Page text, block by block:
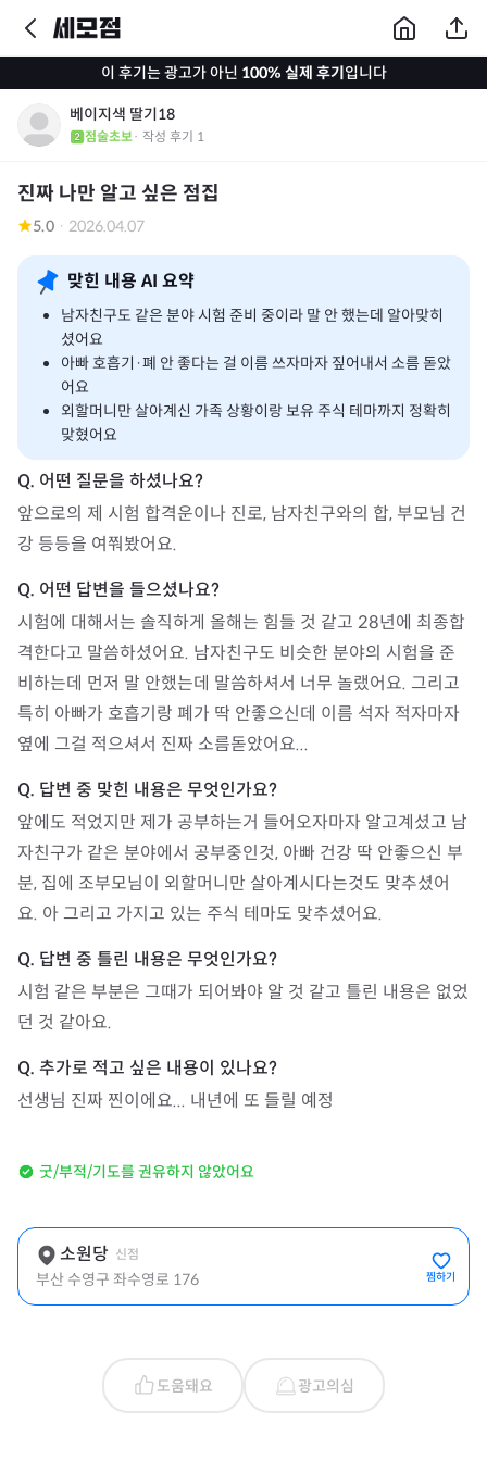
이 후기는 광고가 아닌 100% 실제 후기입니다
베이지색 딸기18
점술초보· 작성 후기 1
진짜 나만 알고 싶은 점집
5.0 · 2026.04.07
맞힌 내용 AI 요약
남자친구도 같은 분야 시험 준비 중이라 말 안 했는데 알아맞히
셨어요
아빠 호흡기·폐 안 좋다는 걸 이름 쓰자마자 짚어내서 소름 돋았
어요
외할머니만 살아계신 가족 상황이랑 보유 주식 테마까지 정확히
맞혔어요
앞으로의 제 시험 합격운이나 진로, 남자친구와의 합, 부모님 건
강 등등을 여쭤봤어요.
시험에 대해서는 솔직하게 올해는 힘들 것 같고 28년에 최종합
격한다고 말씀하셨어요. 남자친구도 비슷한 분야의 시험을 준
비하는데 먼저 말 안했는데 말씀하셔서 너무 놀랬어요. 그리고
특히 아빠가 호흡기랑 폐가 딱 안좋으신데 이름 석자 적자마자
옆에 그걸 적으셔서 진짜 소름돋았어요...
앞에도 적었지만 제가 공부하는거 들어오자마자 알고계셨고 남
자친구가 같은 분야에서 공부중인것, 아빠 건강 딱 안좋으신 부
분, 집에 조부모님이 외할머니만 살아계시다는것도 맞추셨어
요. 아 그리고 가지고 있는 주식 테마도 맞추셨어요.
시험 같은 부분은 그때가 되어봐야 알 것 같고 틀린 내용은 없었
던 것 같아요.
선생님 진짜 찐이에요... 내년에 또 들릴 예정
굿/부적/기도를 권유하지 않았어요
소원당 신점
부산 수영구 좌수영로 176 찜하기
도움돼요 광고의심